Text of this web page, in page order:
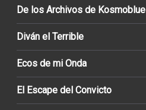
De los Archivos de Kosmoblue
Diván el Terrible
Ecos de mi Onda
El Escape del Convicto